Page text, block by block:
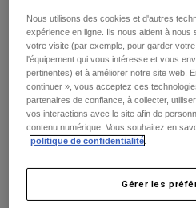
Protections
Masques
Chaussettes
Masques
Chaussettes
Sacs et accessoires
Pièces de rechange
Sweats et Pulls
Vestes
Pantalons
Chemises
Voir tout
Casques
Maillots
Pantalons
Bottes
Protections
Gants
Pantalon Ranger
Article n°36256
Nous utilisons des cookies et d'autres
expérience en ligne. Ils nous aident à
votre visite (par exemple, pour garder
l'équipement qui vous intéresse et vous
pertinentes) et à améliorer notre site web.
continuer », vous acceptez ces
partenaires de confiance, à collecter,
vos interactions avec le site afin de
contenu numérique. Vous souhaitez en
politique de confidentialité
Gérer les